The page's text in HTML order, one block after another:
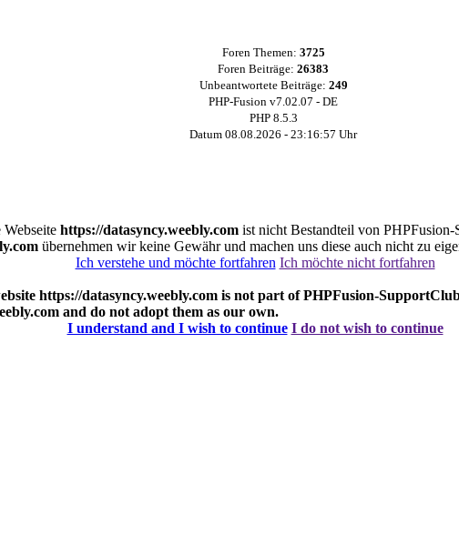
Foren Themen: 3725
Foren Beiträge: 26383
Unbeantwortete Beiträge: 249
PHP-Fusion v7.02.07 - DE
PHP 8.5.3
Datum 08.08.2026 - 23:16:58 Uhr
https://datasyncy.weebly.com ist nicht Bestandteil von PHPFusion-
übernehmen wir keine Gewähr und machen uns diese auch nicht zu
Ich verstehe und möchte fortfahren Ich möchte nicht fortfahren
https://datasyncy.weebly.com is not part of PHPFusion-
and do not adopt them as our own.
I understand and I wish to continue I do not wish to continue